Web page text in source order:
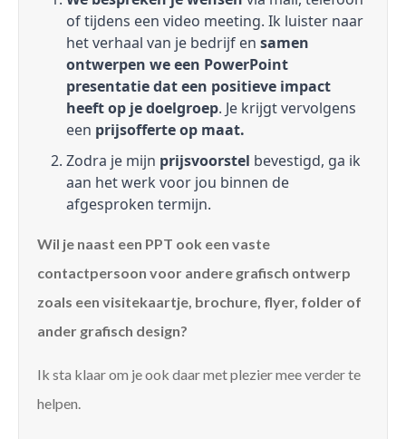
of tijdens een video meeting. Ik luister naar
het verhaal van je bedrijf en samen
ontwerpen we een PowerPoint
presentatie dat een positieve impact
heeft op je doelgroep. Je krijgt vervolgens
een prijsofferte op maat.
Zodra je mijn prijsvoorstel bevestigd, ga ik
aan het werk voor jou binnen de
afgesproken termijn.
Wil je naast een PPT ook een vaste
contactpersoon voor andere grafisch ontwerp
zoals een visitekaartje, brochure, flyer, folder of
ander grafisch design?
Ik sta klaar om je ook daar met plezier mee verder te
helpen.